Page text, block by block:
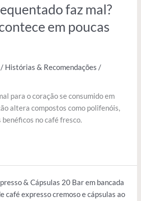
faz mal?
em poucas
/ Histórias & Recomendações /
para o coração se consumido em
altera compostos como polifenóis,
no café fresco.